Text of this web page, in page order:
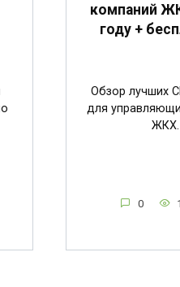
компаний
году +
Обзор лучших
для
ЖКХ.
0